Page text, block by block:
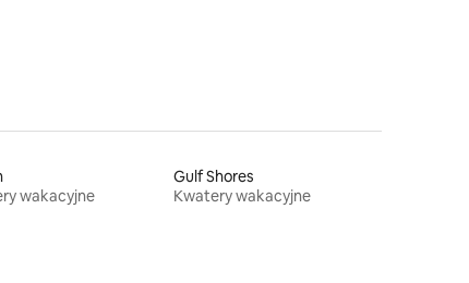
wakacyjne
Gulf Shores
Kwatery wakacyjne